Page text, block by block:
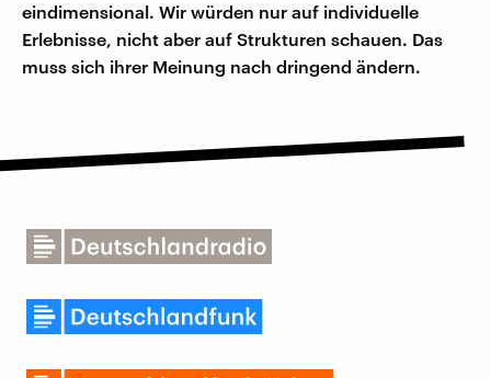
eindimensional. Wir würden nur auf individuelle
Erlebnisse, nicht aber auf Strukturen schauen. Das
muss sich ihrer Meinung nach dringend ändern.